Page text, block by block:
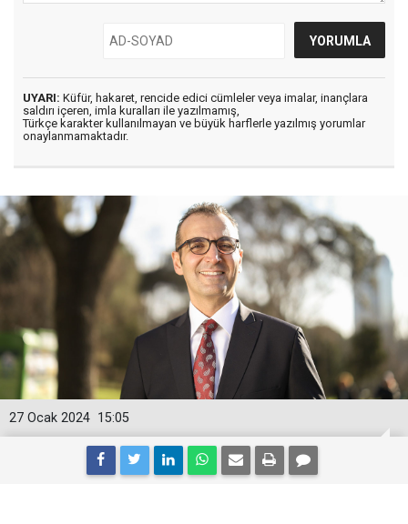
UYARI: Küfür, hakaret, rencide edici cümleler veya imalar, inançlara
saldırı içeren, imla kuralları ile yazılmamış,
Türkçe karakter kullanılmayan ve büyük harflerle yazılmış yorumlar
onaylanmamaktadır.
15:05
27 Ocak 2024